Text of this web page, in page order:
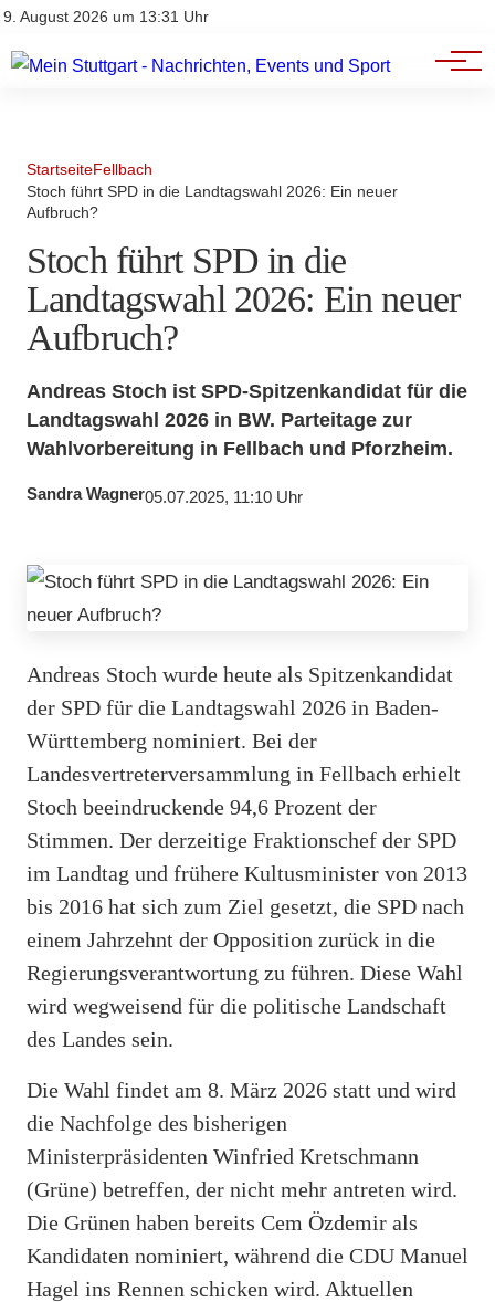
9. August 2026 um 13:31 Uhr
Impressum
Branchenbuch
Werbung
StartseiteFellbach
Stoch führt SPD in die Landtagswahl 2026: Ein neuer
Aufbruch?
Stoch führt SPD in die
Landtagswahl 2026: Ein neuer
Aufbruch?
Andreas Stoch ist SPD-Spitzenkandidat für die
Landtagswahl 2026 in BW. Parteitage zur
Wahlvorbereitung in Fellbach und Pforzheim.
Sandra Wagner05.07.2025, 11:10 Uhr
Andreas Stoch wurde heute als Spitzenkandidat
der SPD für die Landtagswahl 2026 in Baden-
Württemberg nominiert. Bei der
Landesvertreterversammlung in Fellbach erhielt
Stoch beeindruckende 94,6 Prozent der
Stimmen. Der derzeitige Fraktionschef der SPD
im Landtag und frühere Kultusminister von 2013
bis 2016 hat sich zum Ziel gesetzt, die SPD nach
einem Jahrzehnt der Opposition zurück in die
Regierungsverantwortung zu führen. Diese Wahl
wird wegweisend für die politische Landschaft
des Landes sein.
Die Wahl findet am 8. März 2026 statt und wird
die Nachfolge des bisherigen
Ministerpräsidenten Winfried Kretschmann
(Grüne) betreffen, der nicht mehr antreten wird.
Die Grünen haben bereits Cem Özdemir als
Kandidaten nominiert, während die CDU Manuel
Hagel ins Rennen schicken wird. Aktuellen